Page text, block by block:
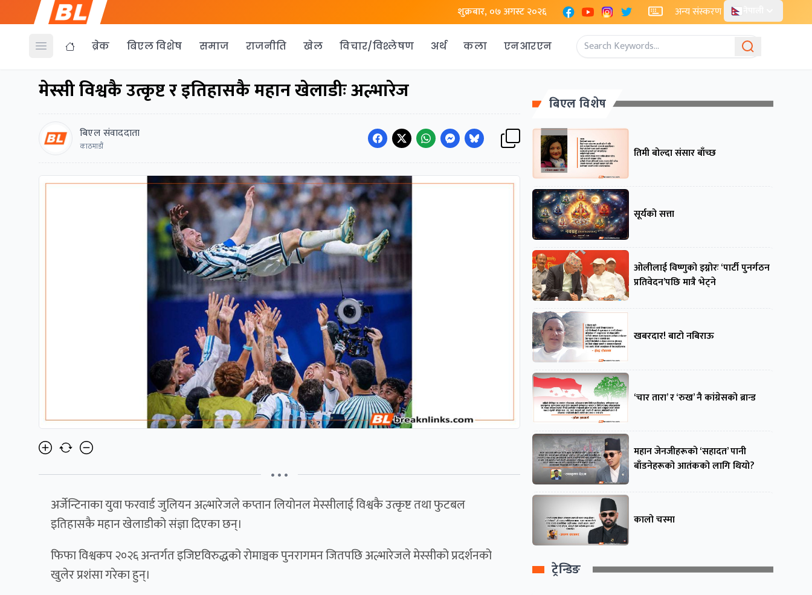
शुक्रबार, ०७ अगस्ट २०२६ FacebookYouTubeInstagram
X अन्य संस्करण
Open menu ब्रेक बिएल विशेष समाज राजनीति खेल विचार/विश्लेषण अर्थ कला एनआरएन
मेस्सी विश्वकै उत्कृष्ट र इतिहासकै महान खेलाडीः अल्भारेज
बिएल संवाददाता
काठमाडौं
• • •
अर्जेन्टिनाका युवा फरवार्ड जुलियन अल्भारेजले कप्तान लियोनल मेस्सीलाई विश्वकै उत्कृष्ट तथा फुटबल
इतिहासकै महान खेलाडीको संज्ञा दिएका छन्।
फिफा विश्वकप २०२६ अन्तर्गत इजिप्टविरुद्धको रोमाञ्चक पुनरागमन जितपछि अल्भारेजले मेस्सीको प्रदर्शनको
खुलेर प्रशंसा गरेका हुन्।
बिएल विशेष
तिमी बोल्दा संसार बाँच्छ
सूर्यको सत्ता
ओलीलाई विष्णुको इग्नोरः ‘पार्टी पुनर्गठन
प्रतिवेदन’पछि मात्रै भेट्ने
खबरदार! बाटो नबिराऊ
‘चार तारा’ र ‘रुख’ नै कांग्रेसको ब्रान्ड
महान जेनजीहरूको ‘सहादत’ पानी
बाँडनेहरूको आतंकको लागि थियो?
कालो चस्मा
ट्रेन्डिङ